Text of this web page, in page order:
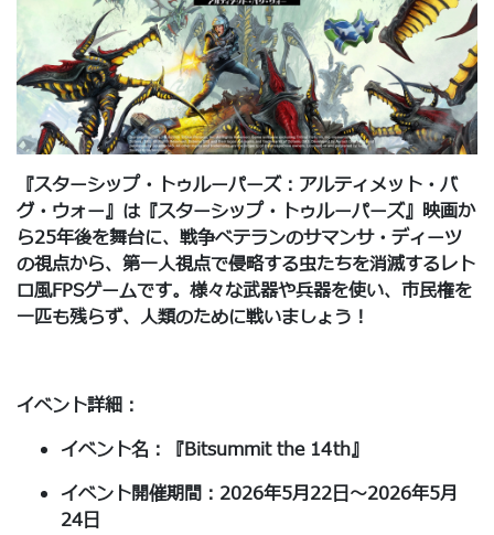
『スターシップ・トゥルーパーズ：アルティメット・バ
グ・ウォー』は『スターシップ・トゥルーパーズ』映画か
ら25年後を舞台に、戦争ベテランのサマンサ・ディーツ
の視点から、第一人視点で侵略する虫たちを消滅するレト
ロ風FPSゲームです。様々な武器や兵器を使い、市民権を
一匹も残らず、人類のために戦いましょう！
イベント詳細：
イベント名：『Bitsummit the 14th』
イベント開催期間：2026年5月22日～2026年5月
24日